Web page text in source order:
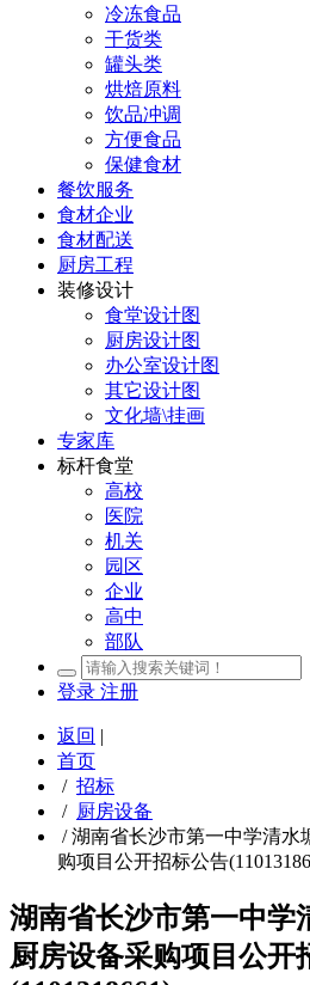
冷冻食品
干货类
罐头类
烘焙原料
饮品冲调
方便食品
保健食材
餐饮服务
食材企业
食材配送
厨房工程
装修设计
食堂设计图
厨房设计图
办公室设计图
其它设计图
文化墙\挂画
专家库
标杆食堂
高校
医院
机关
园区
企业
高中
部队
登录 注册
返回 |
首页
/ 招标
/ 厨房设备
/湖南省长沙市第一中学清水
购项目公开招标公告
湖南省长沙市第一中学
厨房设备采购项目公开